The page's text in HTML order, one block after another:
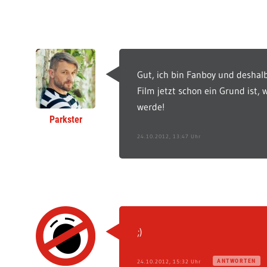
Parkster
Gut, ich bin Fanboy und
Film jetzt schon ein Grund ist,
werde!
24.10.2012, 13:47 Uhr
;)
24.10.2012, 15:32 Uhr ANTWORTEN